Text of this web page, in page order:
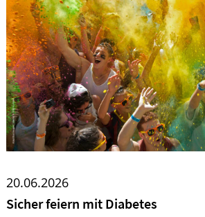
20.06.2026
Sicher feiern mit Diabetes